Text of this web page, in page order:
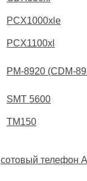
PCX1000xle
PCX1100xl
PM-8920 (CDM-
SMT 5600
TM150
сотовый телефон